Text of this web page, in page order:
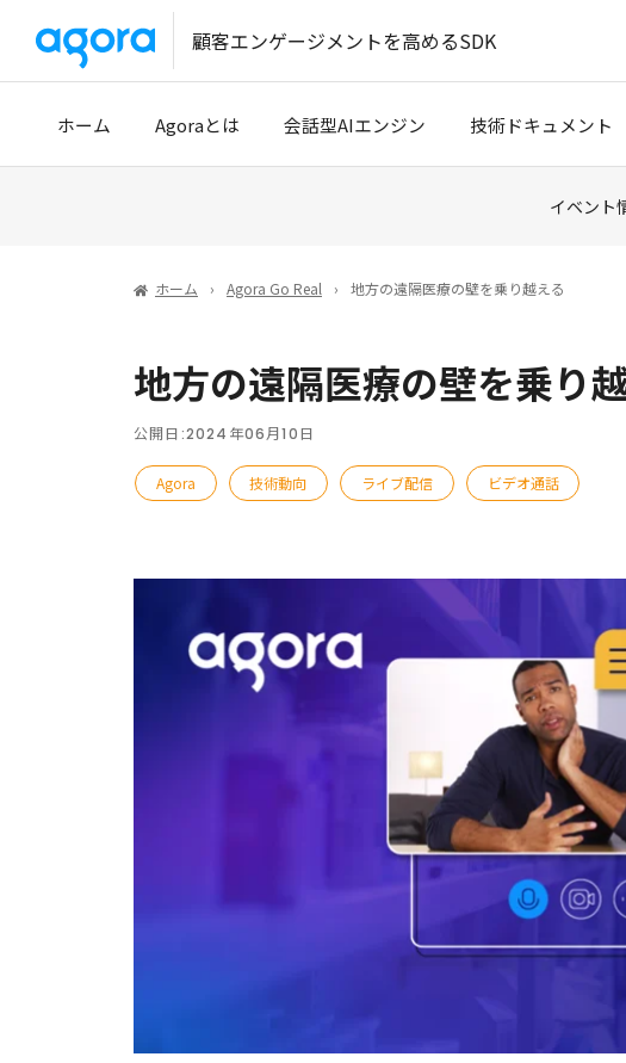
顧客エンゲージメントを高めるSDK
ホーム Agoraとは 会話型AIエンジン 技術ドキュメント
クイックスタート
Tencent Cloud
イベント
ホーム Agora Go Real 地方の遠隔医療の壁を乗り越える
地方の遠隔医療の壁を乗り
公開日:2024年06月10日
Agora 技術動向 ライブ配信 ビデオ通話